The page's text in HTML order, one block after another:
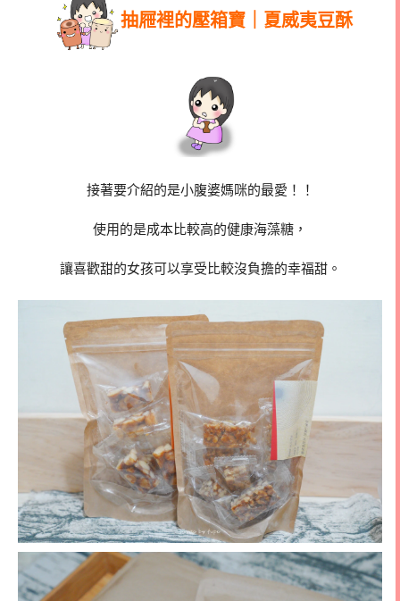
抽屜裡的壓箱寶｜夏威夷豆酥
接著要介紹的是小腹婆媽咪的最愛！！
使用的是成本比較高的健康海藻糖，
讓喜歡甜的女孩可以享受比較沒負擔的幸福甜。